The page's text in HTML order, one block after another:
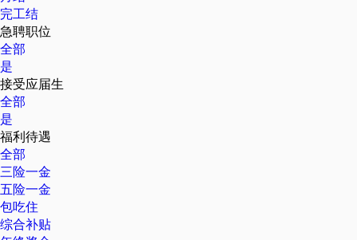
完工结
急聘职位
全部
是
接受应届生
全部
是
福利待遇
全部
三险一金
五险一金
包吃住
综合补贴